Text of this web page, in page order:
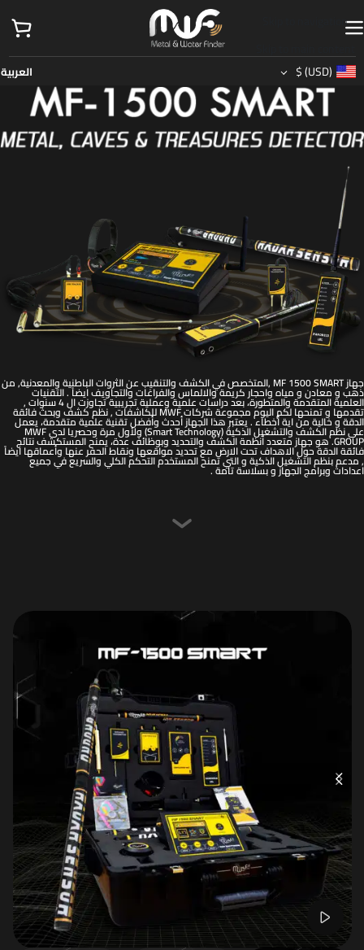
Skip to navigation
(USD)
$ العربية
جهاز MF 1500 SMART ,المتخصص في الكشف والتنقيب عن الثروات الباطنية والمعدنية, من
ذهب و معادن و مياه واحجار كريمة والالماس والفراغات والتجاويف ايضاً . التقنيات
العلمية المتقدمة والمتطورة، بعد دراسات علمية وعملية تجريبية تجاوزت ال 4 سنوات ,
تقدمها و تمنحها لكم اليوم مجموعة شركات MWF للكاشفات , نظم كشف وبحث فائقة
الدقة و خالية من اية أخطاء . يعتبر هذا الجهاز أحدث وأفضل تقنية علمية متقدمة، يعمل
على نظم الكشف والتشغيل الذكية (Smart Technology) ولأول مرة وحصريا لدى MWF
GROUP. هو جهاز متعدد أنظمة الكشف والتحديد وبوظائف عدة، يمنح المستكشف نتائج
فائقة الدقة حول الاهداف تحت الارض مع تحديد مواقعها ونقاط الحفر عنها وأعماقها ايضاً
, مدعم بنظم التشغيل الذكية و التي تمنح المستخدم التحكم الكلي والسريع في جميع
اعدادات وبرامج الجهاز و بسلاسة تامة .
Watch video